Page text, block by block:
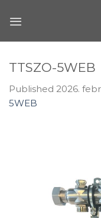
TTSZO-5WEB
Published 2026.
5WEB